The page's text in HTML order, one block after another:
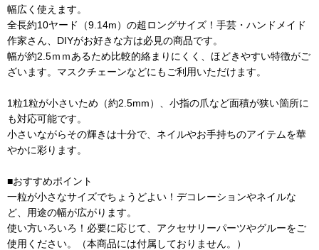
幅広く使えます。
全長約10ヤード（9.14m）の超ロングサイズ！手芸・ハンドメイド
作家さん、DIYがお好きな方は必見の商品です。
幅が約2.5ｍｍあるため比較的絡まりにくく、ほどきやすい特徴がご
ざいます。マスクチェーンなどにもご利用いただけます。
1粒1粒が小さいため（約2.5mm）、小指の爪など面積が狭い箇所に
も対応可能です。
小さいながらその輝きは十分で、ネイルやお手持ちのアイテムを華
やかに彩ります。
■おすすめポイント
一粒が小さなサイズでちょうどよい！デコレーションやネイルな
ど、用途の幅が広がります。
使い方いろいろ！必要に応じて、アクセサリーパーツやグルーをご
使用ください。（本商品には付属しておりません。）